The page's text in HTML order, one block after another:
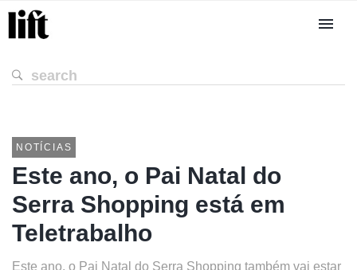
NOTÍCIAS
Este ano, o Pai Natal do
Serra Shopping está em
Teletrabalho
Este ano, o Pai Natal do Serra Shopping também vai estar